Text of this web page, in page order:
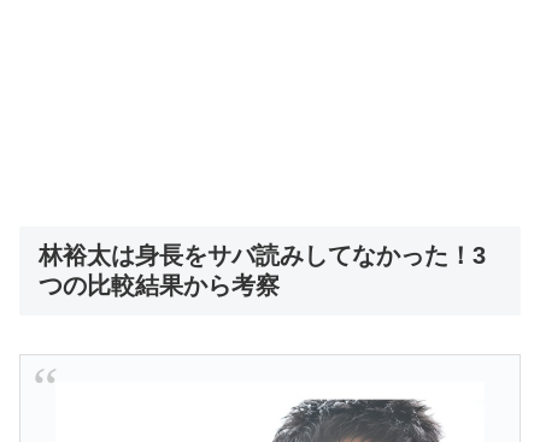
林裕太は身長をサバ読みしてなかった！3
つの比較結果から考察